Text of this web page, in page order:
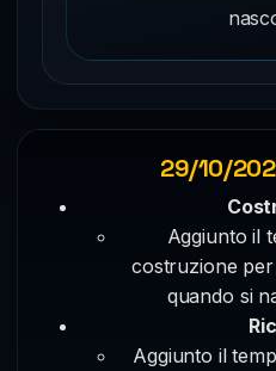
29/10/
Aggiunto il
costruzione
quando si
Aggiunto il